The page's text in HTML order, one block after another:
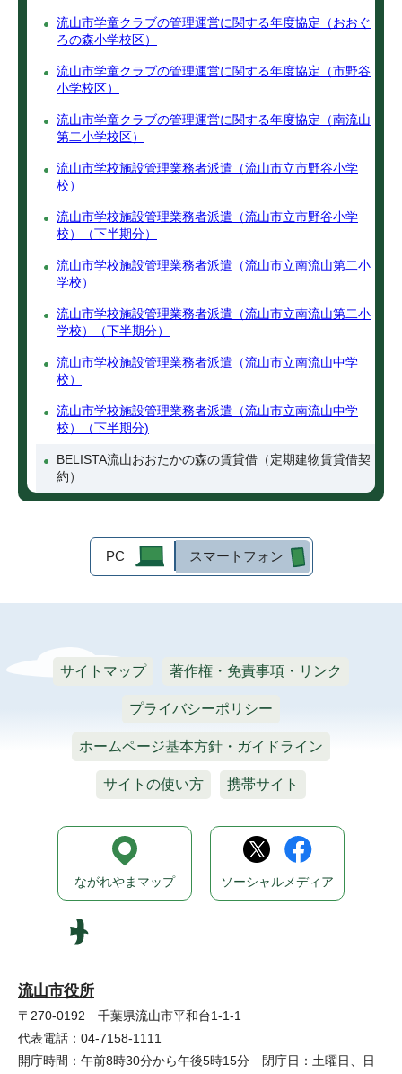
流山市学童クラブの管理運営に関する年度協定（おおぐ
ろの森小学校区）
流山市学童クラブの管理運営に関する年度協定（市野谷
小学校区）
流山市学童クラブの管理運営に関する年度協定（南流山
第二小学校区）
流山市学校施設管理業務者派遣（流山市立市野谷小学
校）
流山市学校施設管理業務者派遣（流山市立市野谷小学
校）（下半期分）
流山市学校施設管理業務者派遣（流山市立南流山第二小
学校）
流山市学校施設管理業務者派遣（流山市立南流山第二小
学校）（下半期分）
流山市学校施設管理業務者派遣（流山市立南流山中学
校）
流山市学校施設管理業務者派遣（流山市立南流山中学
校）（下半期分)
BELISTA流山おおたかの森の賃貸借（定期建物賃貸借契
約）
PC スマートフォン
サイトマップ 著作権・免責事項・リンク
プライバシーポリシー
ホームページ基本方針・ガイドライン
サイトの使い方 携帯サイト
流山市役所
〒270-0192 千葉県流山市平和台1-1-1
代表電話：04-7158-1111
開庁時間：午前8時30分から午後5時15分 閉庁日：土曜日、日
ながれやまマップ ソーシャルメディア